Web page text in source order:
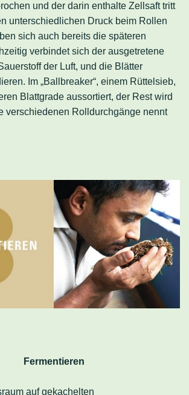
und der darin enthalte Zellsaft tritt
unterschiedlichen Druck beim Rollen
sich auch bereits die späteren
verbindet sich der ausgetretene
der Luft, und die Blätter
Im „Ballbreaker“, einem Rüttelsieb,
Blattgrade aussortiert, der Rest wird
verschiedenen Rolldurchgänge nennt
Fermentieren
auf gekachelten